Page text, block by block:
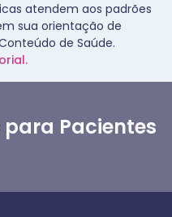
atendem aos padrões
sua orientação de
de Saúde.
Pacientes